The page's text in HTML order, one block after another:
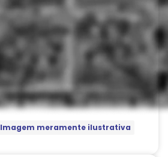
Imagem meramente ilustrativa